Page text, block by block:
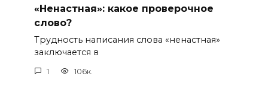
«Ненастная»: какое проверочное
слово?
Трудность написания слова «ненастная»
заключается в
1 106к.